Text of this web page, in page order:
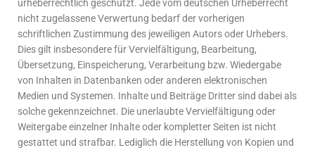
urheberrechtlich geschützt. Jede vom deutschen Urheberrecht
nicht zugelassene Verwertung bedarf der vorherigen
schriftlichen Zustimmung des jeweiligen Autors oder Urhebers.
Dies gilt insbesondere für Vervielfältigung, Bearbeitung,
Übersetzung, Einspeicherung, Verarbeitung bzw. Wiedergabe
von Inhalten in Datenbanken oder anderen elektronischen
Medien und Systemen. Inhalte und Beiträge Dritter sind dabei als
solche gekennzeichnet. Die unerlaubte Vervielfältigung oder
Weitergabe einzelner Inhalte oder kompletter Seiten ist nicht
gestattet und strafbar. Lediglich die Herstellung von Kopien und